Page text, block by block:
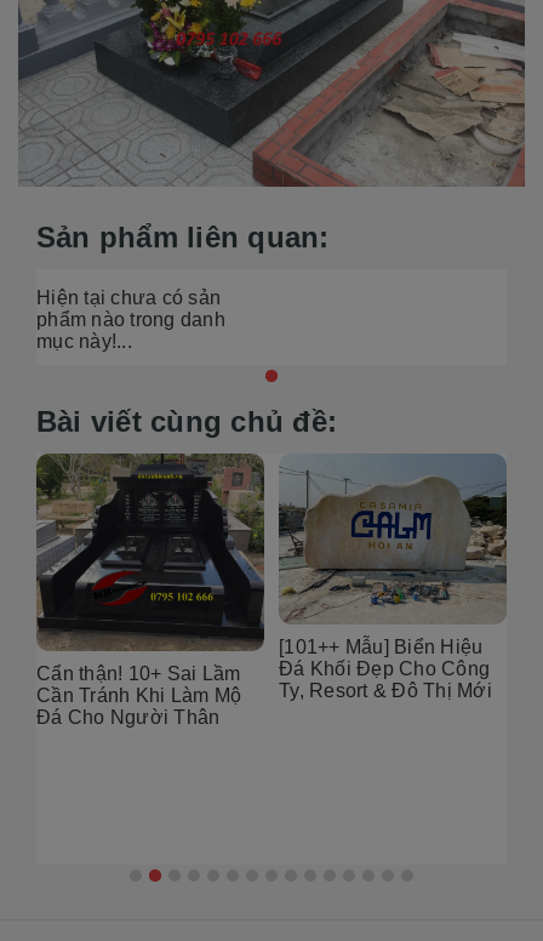
Sản phẩm liên quan:
Hiện tại chưa có sản
phẩm nào trong danh
mục này!...
Bài viết cùng chủ đề:
Cẩn thận! 10+ Sai Lầm
Cần Tránh Khi Làm Mộ
Đá Cho Người Thân
[101++ Mẫu] Biển Hiệu
Đá Khối Đẹp Cho Công
Ty, Resort & Đô Thị Mới